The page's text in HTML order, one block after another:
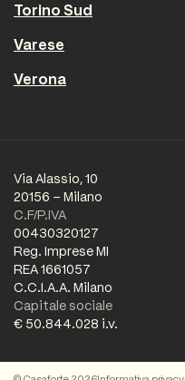
Torino Sud
Varese
Verona
Via Alassio, 10
20156 – Milano
C.F/P.IVA
00430320127
Reg. Imprese MI
REA 1661057
C.C.I.A.A. Milano
Capitale sociale
€ 50.844.028 i.v.